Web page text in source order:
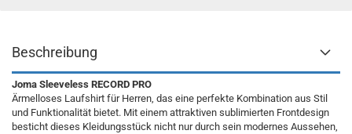
Beschreibung
Joma Sleeveless RECORD PRO
Ärmelloses Laufshirt für Herren, das eine perfekte Kombination aus Stil
und Funktionalität bietet. Mit einem attraktiven sublimierten Frontdesign
besticht dieses Kleidungsstück nicht nur durch sein modernes Aussehen,